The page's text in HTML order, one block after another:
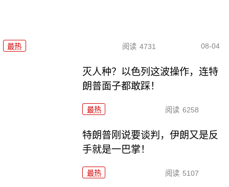
最热 阅读 4731 08-04
灭人种？以色列这波操作，连特
朗普面子都敢踩！
最热 阅读 6258
特朗普刚说要谈判，伊朗又是反
手就是一巴掌！
最热 阅读 5107